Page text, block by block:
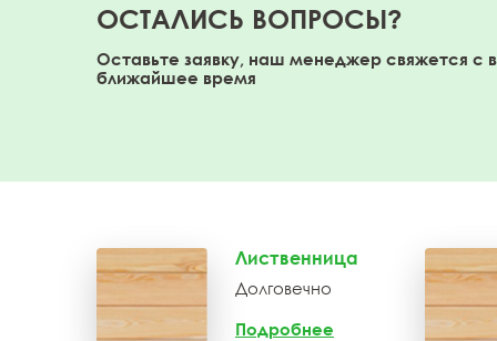
ОСТАЛИСЬ ВОПРОСЫ?
Оставьте заявку, наш менеджер свяжется с
ближайшее время
Лиственница
Долговечно
Подробнее